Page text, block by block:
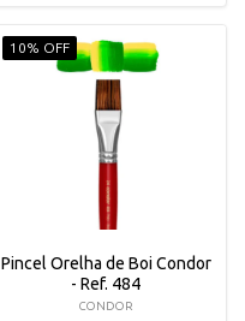
10% OFF
Pincel Orelha de Boi Condor
- Ref. 484
CONDOR